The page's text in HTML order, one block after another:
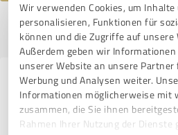
Wir verwenden Cookies, um Inhalte
personalisieren, Funktionen für
können und die Zugriffe auf unsere
Außerdem geben wir
unserer Website an unsere Partner
Werbung und Analysen weiter.
Informationen möglicherweise mit
zusammen, die Sie ihnen
Rahmen Ihrer Nutzung der Dienste
Profil aktiv seit 18.08.2022 |Letzte
melden
Erfahrungen
Anbietern aus